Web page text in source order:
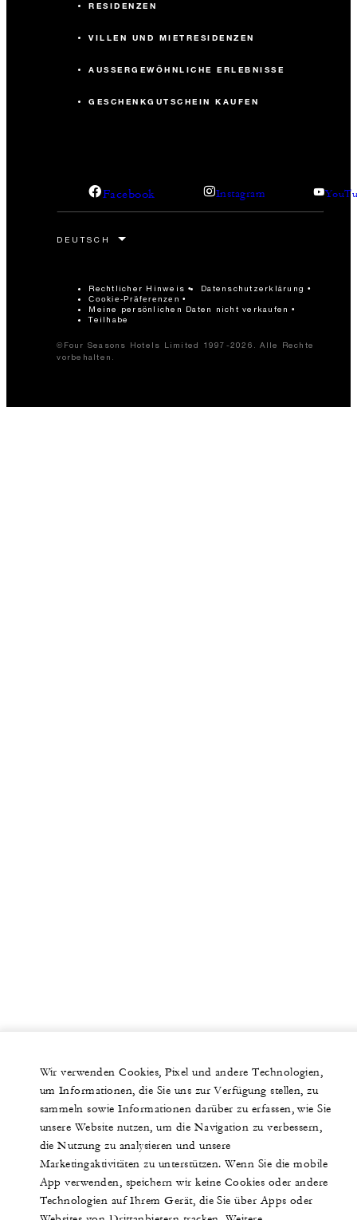
RESIDENZEN
VILLEN UND MIETRESIDENZEN
AUSSERGEWÖHNLICHE ERLEBNISSE
GESCHENKGUTSCHEIN KAUFEN
Facebook Instagram
Rechtlicher Hinweis Datenschutzerklärung
Cookie-Präferenzen
Meine persönlichen Daten nicht verkaufen
Teilhabe
©Four Seasons Hotels Limited 1997-2026. Alle Rechte
vorbehalten.
Wir verwenden Cookies, Pixel und andere Technologien,
um Informationen, die Sie uns zur Verfügung stellen, zu
sammeln sowie Informationen darüber zu erfassen, wie Sie
unsere Website nutzen, um die Navigation zu verbessern,
die Nutzung zu analysieren und unsere
Marketingaktivitäten zu unterstützen. Wenn Sie die mobile
App verwenden, speichern wir keine Cookies oder andere
Technologien auf Ihrem Gerät, die Sie über Apps oder